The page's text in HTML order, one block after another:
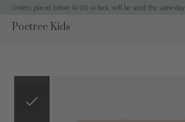
Orders placed before 14:00 o'clock, will be send the same day
Poetree Kids